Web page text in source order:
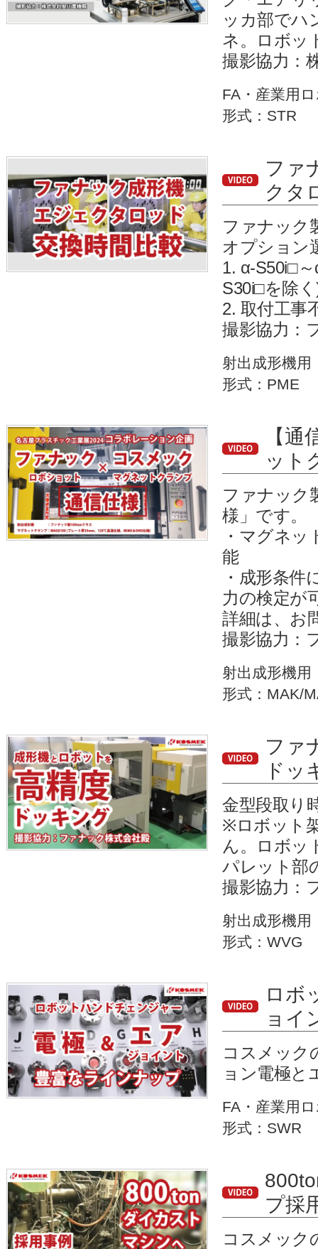
ッカ部でハ
ネ。ロボッ
撮影協力：
FA・産業用
形式：STR
ファ
クタ
ファナック
オプション
1. α-S50i□
S30i□を除
2. 取付工事
撮影協力：
射出成形機用
形式：PME
【
ット
ファナック
様」です。
・マグネ
能
・成形条
力の検定が
詳細は、お
撮影協力：
射出成形機用
形式：MAK/
ファ
ドッ
金型段取り
※ロボット
ん。ロボッ
パレット部
撮影協力：
射出成形機用
形式：WVG
ロボ
ョイ
コスメック
ョン電極と
FA・産業用
形式：SWR
プ採
コスメック